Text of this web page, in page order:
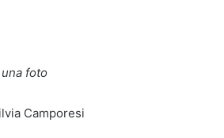
foto
Camporesi